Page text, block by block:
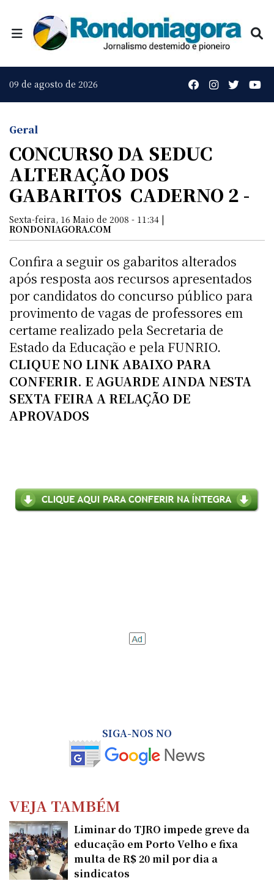
09 de agosto de 2026
Geral
CONCURSO DA SEDUC 
ALTERAÇÃO DOS
GABARITOS  CADERNO 2 -
Sexta-feira, 16 Maio de 2008 - 11:34 |
RONDONIAGORA.COM
Confira a seguir os gabaritos alterados
após resposta aos recursos apresentados
por candidatos do concurso público para
provimento de vagas de professores em
certame realizado pela Secretaria de
Estado da Educação e pela FUNRIO.
CLIQUE NO LINK ABAIXO PARA
CONFERIR. E AGUARDE AINDA NESTA
SEXTA FEIRA A RELAÇÃO DE
APROVADOS
SIGA-NOS NO
VEJA TAMBÉM
Liminar do TJRO impede greve da
educação em Porto Velho e fixa
multa de R$ 20 mil por dia a
sindicatos